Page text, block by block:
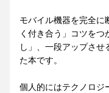
モバイル機器を完全に
く付き合う」コツを
し」、一段アップさ
た本です。
個人的にはテクノロジ